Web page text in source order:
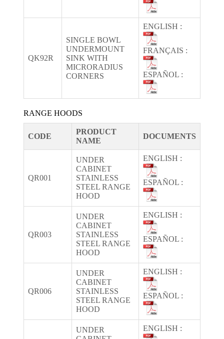
QK92R
SINGLE BOWL
UNDERMOUNT
SINK WITH
MICRORADIUS
CORNERS
ENGLISH :
FRANÇAIS :
ESPAÑOL :
RANGE HOODS
CODE
PRODUCT
NAME
DOCUMENTS
QR001
UNDER
CABINET
STAINLESS
STEEL RANGE
HOOD
ENGLISH :
ESPAÑOL :
QR003
UNDER
CABINET
STAINLESS
STEEL RANGE
HOOD
ENGLISH :
ESPAÑOL :
QR006
UNDER
CABINET
STAINLESS
STEEL RANGE
HOOD
ENGLISH :
ESPAÑOL :
UNDER
ENGLISH :